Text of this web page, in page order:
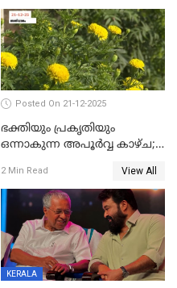
Posted On 21-12-2025
ഭക്തിയും പ്രകൃതിയും
ഒന്നാകുന്ന അപൂര്‍വ്വ കാഴ്ച;
കാഴ്ചാനുഭവമൊരുക്കി
ശബരീ നന്ദനം
2 Min Read View All
KERALA